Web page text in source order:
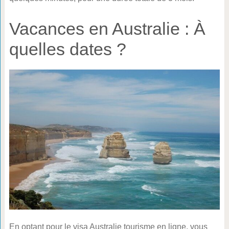
Vacances en Australie : À
quelles dates ?
En optant pour le visa Australie tourisme en ligne, vous